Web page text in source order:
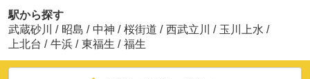
駅から探す
武蔵砂川
/ 昭島 / 中神 / 桜街道 / 西武立川 / 玉川上水 /
上北台 / 牛浜 / 東福生 / 福生